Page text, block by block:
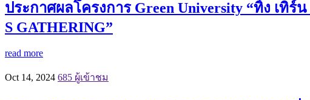
ประกาศผลโครงการ Green University “ทิ้ง เทิร์
S GATHERING”
read more
Oct 14, 2024 685 ผู้เข้าชม